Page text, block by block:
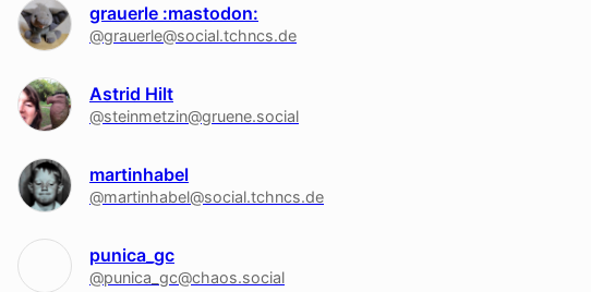
grauerle :mastodon:
@grauerle@social.tchncs.de
Astrid Hilt
@steinmetzin@gruene.social
martinhabel
@martinhabel@social.tchncs.de
punica_gc
@punica_gc@chaos.social